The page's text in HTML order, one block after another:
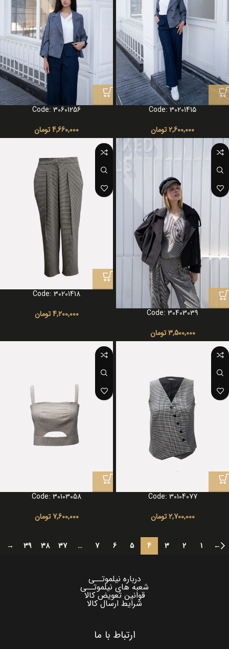
Code: 30201415
2,600,000تومان
Code: 30601256
4,660,000تومان
Code: 30403039
3,500,000 تومان
Code: 30201418
4,200,000 تومان
Code: 30104077
2,700,000 تومان
Code: 30103058
7,600,000 تومان
←
1
2
3
4
5
6
7
…
37
38
39
→
درباره نیلموتــی
شعبه های نیلموتــی
قوانین تعویض کالا
شرایط ارسال کالا
ارتباط با ما